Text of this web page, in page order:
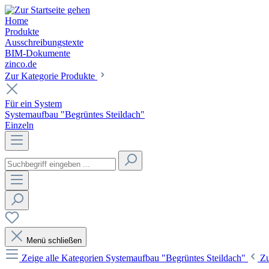
Home
Produkte
Ausschreibungstexte
BIM-Dokumente
zinco.de
Zur Kategorie Produkte
Für ein System
Systemaufbau "Begrüntes Steildach"
Einzeln
Menü schließen
Zeige alle Kategorien Systemaufbau "Begrüntes Steildach"